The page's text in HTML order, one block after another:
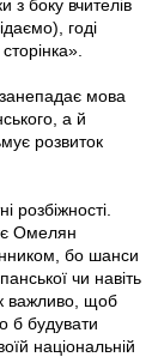
боку вчителів
годі
мова
а й
розвиток
розбіжності.
Омелян
бо шанси
чи навіть
важливо, щоб
б будувати
національній